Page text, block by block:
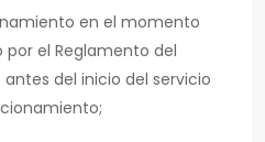
en el momento
por el Reglamento del
antes del inicio del servicio